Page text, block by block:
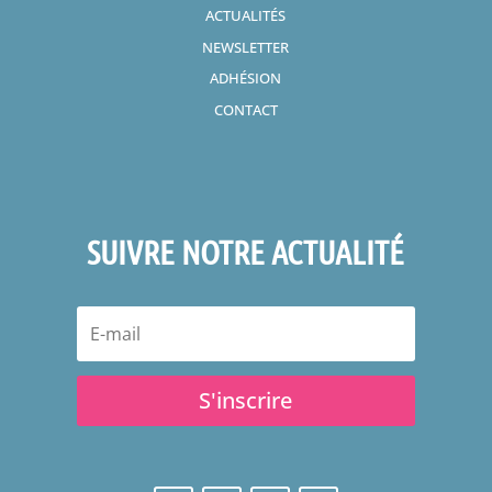
ACTUALITÉS
NEWSLETTER
ADHÉSION
CONTACT
SUIVRE NOTRE ACTUALITÉ
S'inscrire